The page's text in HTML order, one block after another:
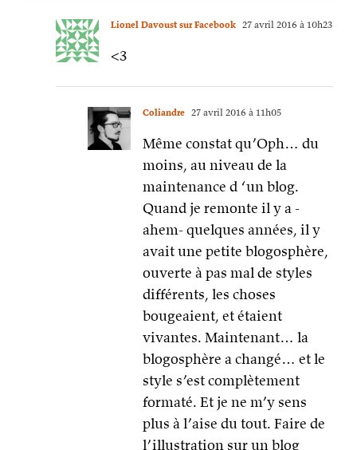
Lionel Davoust sur Facebook 27 avril 2016 à 10h23
<3
Coliandre 27 avril 2016 à 11h05
Même constat qu’Oph… du
moins, au niveau de la
maintenance d ‘un blog.
Quand je remonte il y a -
ahem- quelques années, il y
avait une petite blogosphère,
ouverte à pas mal de styles
différents, les choses
bougeaient, et étaient
vivantes. Maintenant… la
blogosphère a changé… et le
style s’est complètement
formaté. Et je ne m’y sens
plus à l’aise du tout. Faire de
l’illustration sur un blog